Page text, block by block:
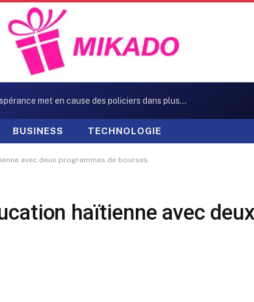
Kidnapping : Pierre Espérance met en cause des policiers dans plusieurs enlèvements
BUSINESS TECHNOLOGIE
avec deux programmes de bourses
haïtienne avec